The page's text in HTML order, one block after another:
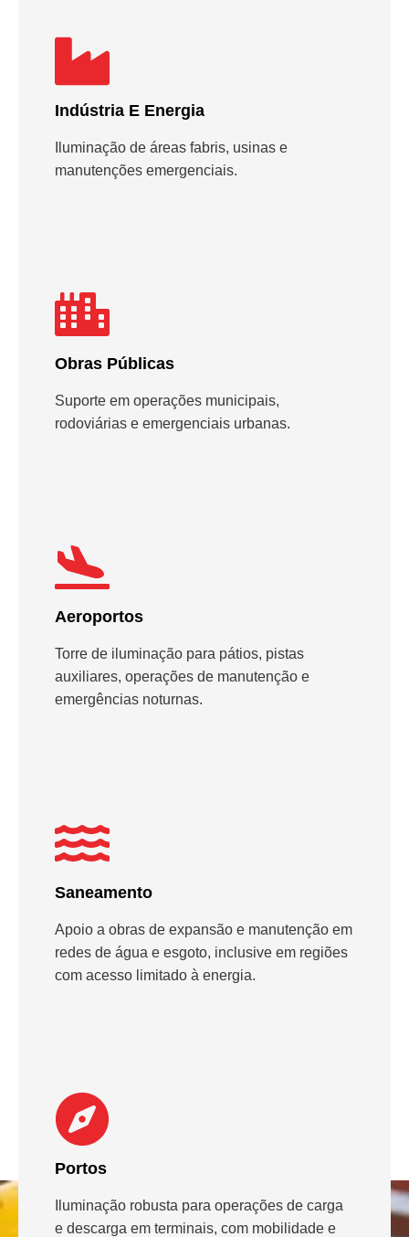
Indústria E Energia
Iluminação de áreas fabris, usinas e
manutenções emergenciais.
Obras Públicas
Suporte em operações municipais,
rodoviárias e emergenciais urbanas.
Aeroportos
Torre de iluminação para pátios, pistas
auxiliares, operações de manutenção e
emergências noturnas.
Saneamento
Apoio a obras de expansão e manutenção em
redes de água e esgoto, inclusive em regiões
com acesso limitado à energia.
Portos
Iluminação robusta para operações de carga
e descarga em terminais, com mobilidade e